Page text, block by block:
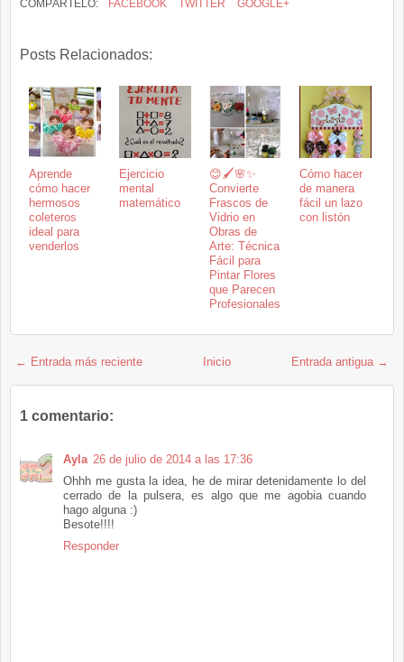
COMPÁRTELO: FACEBOOK TWITTER GOOGLE+
Posts Relacionados:
Aprende
cómo hacer
hermosos
coleteros
ideal para
venderlos
Ejercicio
mental
matemático
😊🖌️🌸✨
Convierte
Frascos de
Vidrio en
Obras de
Arte: Técnica
Fácil para
Pintar Flores
que Parecen
Profesionales
Cómo hacer
de manera
fácil un lazo
con listón
← Entrada más reciente Entrada antigua →
Inicio
1 comentario:
Ayla 26 de julio de 2014 a las 17:36
Ohhh me gusta la idea, he de mirar detenidamente lo del
cerrado de la pulsera, es algo que me agobia cuando
hago alguna :)
Besote!!!!
Responder